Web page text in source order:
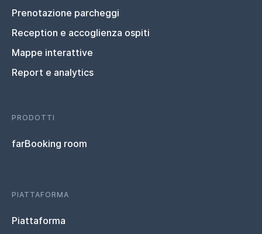
Prenotazione parcheggi
Reception e accoglienza ospiti
Mappe interattive
Report e analytics
PRODOTTI
farBooking room
PIATTAFORMA
Piattaforma